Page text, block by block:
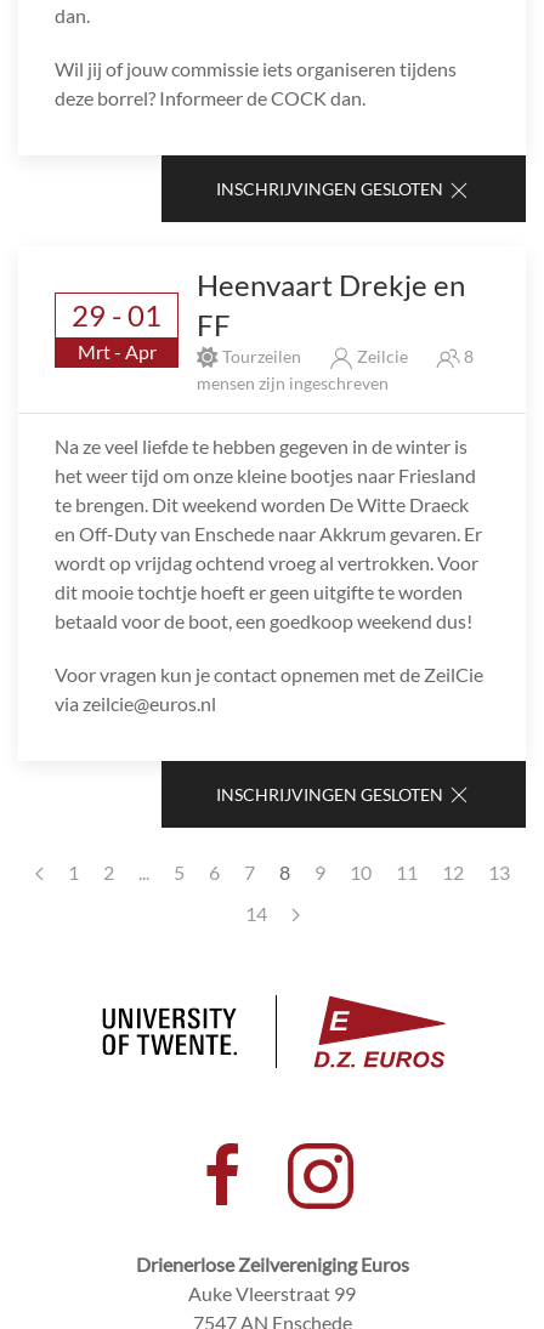
dan.
Wil jij of jouw commissie iets organiseren tijdens
deze borrel? Informeer de COCK dan.
INSCHRIJVINGEN GESLOTEN
29 - 01
Mrt - Apr
Heenvaart Drekje en
FF
Tourzeilen Zeilcie
8
mensen zijn ingeschreven
Na ze veel liefde te hebben gegeven in de winter is
het weer tijd om onze kleine bootjes naar Friesland
te brengen. Dit weekend worden De Witte Draeck
en Off-Duty van Enschede naar Akkrum gevaren. Er
wordt op vrijdag ochtend vroeg al vertrokken. Voor
dit mooie tochtje hoeft er geen uitgifte te worden
betaald voor de boot, een goedkoop weekend dus!
Voor vragen kun je contact opnemen met de ZeilCie
via zeilcie@euros.nl
INSCHRIJVINGEN GESLOTEN
1 2 ... 5 6 7 8 9 10 11 12
13
14
Drienerlose Zeilvereniging Euros
Auke Vleerstraat 99
7547 AN Enschede